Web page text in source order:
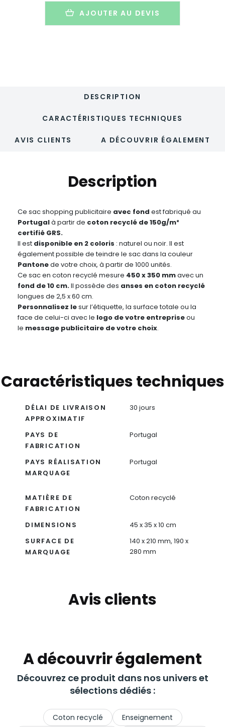
recyclé
-
AJOUTER AU DEVIS
DESCRIPTION
CARACTÉRISTIQUES TECHNIQUES
AVIS CLIENTS A DÉCOUVRIR ÉGALEMENT
Description
Ce sac shopping publicitaire avec fond est fabriqué au
Portugalà partir de coton recyclé de 150g/m²
certifié GRS.
Il est disponible en 2 coloris : naturel ou noir. Il est
également possible de teindre le sac dans la couleur
Pantonede votre choix, à partir de 1000 unités.
Ce sac en coton recyclé mesure 450 x 350 mmavec un
fond de 10 cm.Il possède des anses en coton recyclé
longues de 2,5 x 60 cm.
Personnalisez lesur l’étiquette, la surface totale ou la
face de celui-ci avec le logo de votre entrepriseou
le message publicitaire de votre choix.
Caractéristiques techniques
DÉLAI DE LIVRAISON
APPROXIMATIF
30 jours
PAYS DE
FABRICATION
Portugal
PAYS RÉALISATION
MARQUAGE
Portugal
MATIÈRE DE
FABRICATION
Coton recyclé
DIMENSIONS
45 x 35 x 10 cm
SURFACE DE
MARQUAGE
140 x 210 mm, 190 x
280 mm
Avis clients
A découvrir également
Découvrez ce produit dans nos univers et
sélections dédiés :
Coton recyclé Enseignement